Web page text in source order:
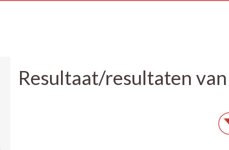
Resultaat/resultaten